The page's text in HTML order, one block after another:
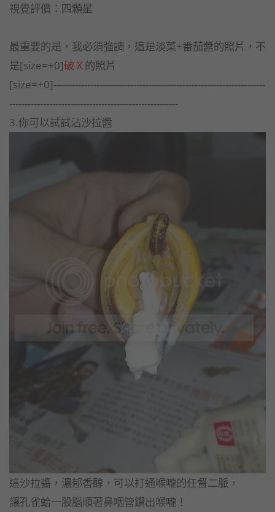
視覺評價：四顆星
最重要的是，我必須強調，這是淡菜+番茄醬的照片，不
是[size=+0]破Ｘ 的照片
[size=+0]---------------------------------------------------------------------
-------------------------------------------------------
3.你可以試試沾沙拉醬
這沙拉醬，濃郁香醇，可以打通喉嚨的任督二脈，
讓孔雀蛤一股腦順著鼻咽管鑽出喉嚨！